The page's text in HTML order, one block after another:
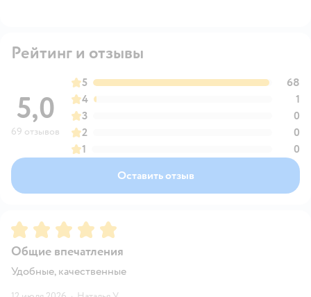
Рейтинг и отзывы
5,0
69 отзывов
5
68
4
1
3
0
2
0
1
0
Оставить отзыв
Рейтинг:5
Общие впечатления
Удобные, качественные